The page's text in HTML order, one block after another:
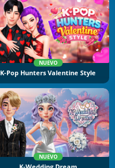
NUEVO
K-Pop Hunters Valentine Style
NUEVO